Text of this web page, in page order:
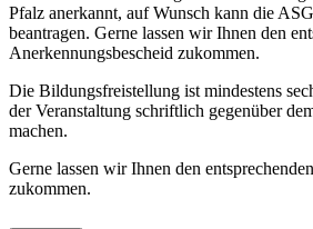
Pfalz anerkannt, auf Wunsch kann die
beantragen. Gerne lassen wir Ihnen den
Anerkennungsbescheid zukommen.
Die Bildungsfreistellung ist mindestens
der Veranstaltung schriftlich gegenüber
machen.
Gerne lassen wir Ihnen den
zukommen.